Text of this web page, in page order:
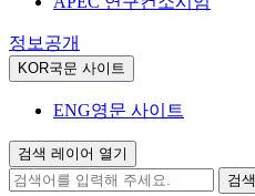
정보공개
KOR국문 사이트
ENG영문 사이트
검색 레이어 열기
검색